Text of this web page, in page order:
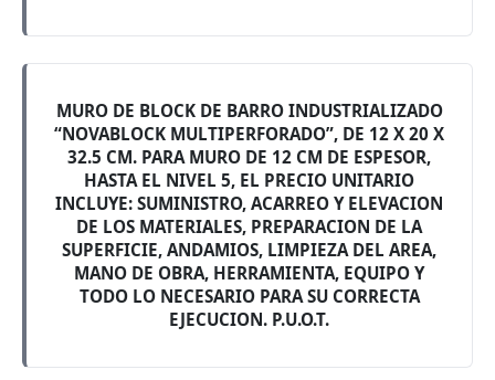
MURO DE BLOCK DE BARRO INDUSTRIALIZADO
“NOVABLOCK MULTIPERFORADO”, DE 12 X 20 X
32.5 CM. PARA MURO DE 12 CM DE ESPESOR,
HASTA EL NIVEL 5, EL PRECIO UNITARIO
INCLUYE: SUMINISTRO, ACARREO Y ELEVACION
DE LOS MATERIALES, PREPARACION DE LA
SUPERFICIE, ANDAMIOS, LIMPIEZA DEL AREA,
MANO DE OBRA, HERRAMIENTA, EQUIPO Y
TODO LO NECESARIO PARA SU CORRECTA
EJECUCION. P.U.O.T.